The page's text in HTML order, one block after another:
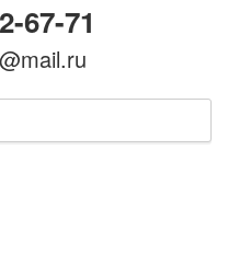
67-71